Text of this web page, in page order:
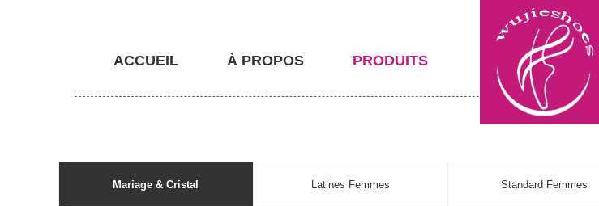
ACCUEIL À PROPOS PRODUITS
Mariage & Cristal Latines Femmes Standard Femmes